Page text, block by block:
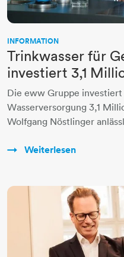
INFORMATION
Trinkwasser für
investiert 3,1
Die eww Gruppe
Wasserversorgung 3,1
Wolfgang Nöstlinger
Weiterlesen